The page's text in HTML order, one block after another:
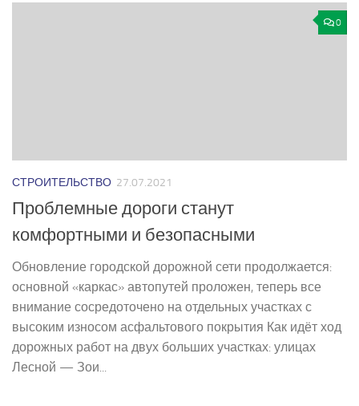
0
СТРОИТЕЛЬСТВО 27.07.2021
Проблемные дороги станут
комфортными и безопасными
Обновление городской дорожной сети продолжается:
основной «каркас» автопутей проложен, теперь все
внимание сосредоточено на отдельных участках с
высоким износом асфальтового покрытия Как идёт ход
дорожных работ на двух больших участках: улицах
Лесной — Зои...